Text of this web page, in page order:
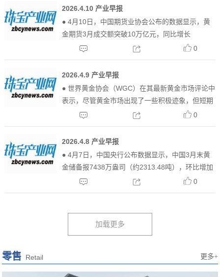
工作会谈，双方围绕黄金行业高质量发展核心议题
2026.4.10 产业早报
● 4月10日，中国期货业协会公布的数据显示，黄
金期货3月成交额突破10万亿元，同比增长
68.55%。● 4月10日，招金黄金发布2025年年度报
告显示，公司2025年实现营业总收入5.27亿元，同
比增长58.13%；归母净利润1.59亿元...
0
2026.4.9 产业早报
● 世界黄金协会（WGC）在其最新黄金市场评论中
表示，尽管黄金市场出现了一些积极迹象，但短期
风险依然存在。该机构进一步表示，如果冲突导致
油价长期维持在每桶100美元以上，可能导致跨资
产去杠杆化加剧、收益率暴跌，或官方部门调动黄
金。● 抖音生...
0
2026.4.8 产业早报
● 4月7日，中国央行公布数据显示，中国3月末黄
金储备报7438万盎司（约2313.48吨），环比增加
16万盎司（约4.98吨），2月末为7422万盎司（约
2308.5吨），为连续第17个月增持黄金。● 据世界
0
零售 Retail 更多+